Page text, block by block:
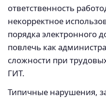
ответственность
некорректное
порядка электронного
повлечь как
сложности при
ГИТ.
Типичные нарушения,